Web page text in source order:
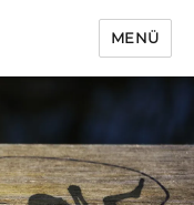
MENÜ